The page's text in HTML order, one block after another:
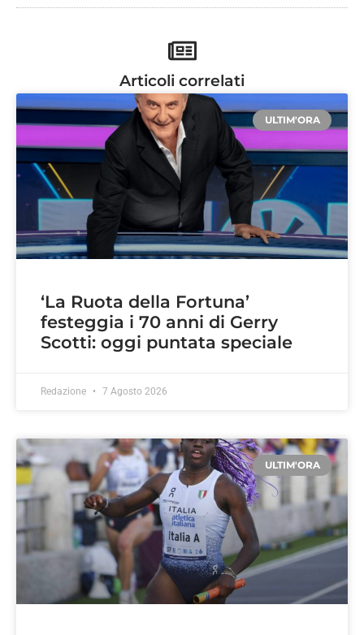
Articoli correlati
ULTIM'ORA
‘La Ruota della Fortuna’
festeggia i 70 anni di Gerry
Scotti: oggi puntata speciale
Redazione 7 Agosto 2026
ULTIM'ORA